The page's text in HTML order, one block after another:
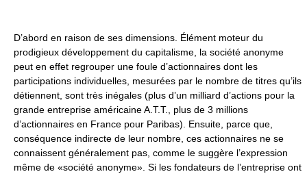
D’abord en raison de ses dimensions. Élément moteur du
prodigieux développement du capitalisme, la société anonyme
peut en effet regrouper une foule d’actionnaires dont les
participations individuelles, mesurées par le nombre de titres qu’ils
détiennent, sont très inégales (plus d’un milliard d’actions pour la
grande entreprise américaine A.T.T., plus de 3 millions
d’actionnaires en France pour Paribas). Ensuite, parce que,
conséquence indirecte de leur nombre, ces actionnaires ne se
connaissent généralement pas, comme le suggère l’expression
même de «société anonyme». Si les fondateurs de l’entreprise ont